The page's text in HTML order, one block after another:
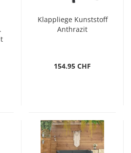
Klappliege Kunststoff
Anthrazit
154.95 CHF